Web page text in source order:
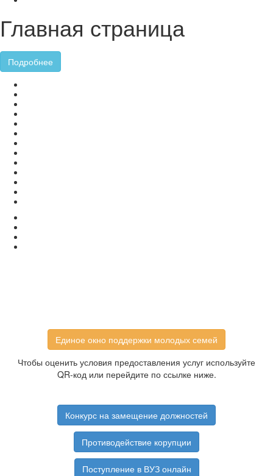
Главная страница
Подробнее
Единое окно поддержки молодых семей
Чтобы оценить условия предоставления услуг используйте
QR-код или перейдите по ссылке ниже.
Конкурс на замещение должностей
Противодействие корупции
Поступление в ВУЗ онлайн